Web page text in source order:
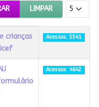
LIMPAR Mostrar #
crianças
Acessos: 5541
Acessos: 4642